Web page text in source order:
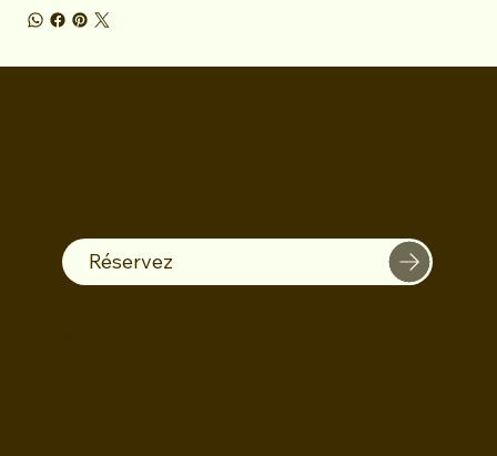
Réservez